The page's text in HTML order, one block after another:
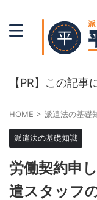
【PR】この記
HOME > 派遣法の基礎
派遣法の基礎知識
労働契約申
遣スタッフ